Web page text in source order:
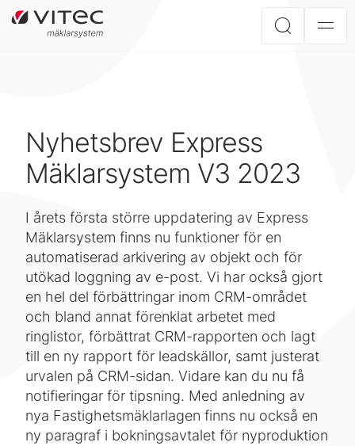
Nyhetsbrev Express
Mäklarsystem V3 2023
I årets första större uppdatering av Express
Mäklarsystem finns nu funktioner för en
automatiserad arkivering av objekt och för
utökad loggning av e-post. Vi har också gjort
en hel del förbättringar inom CRM-området
och bland annat förenklat arbetet med
ringlistor, förbättrat CRM-rapporten och lagt
till en ny rapport för leadskällor, samt justerat
urvalen på CRM-sidan. Vidare kan du nu få
notifieringar för tipsning. Med anledning av
nya Fastighetsmäklarlagen finns nu också en
ny paragraf i bokningsavtalet för nyproduktion